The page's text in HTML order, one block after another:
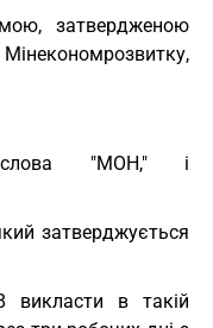
затвердженою
"МОН," і
затверджується
викласти в такій